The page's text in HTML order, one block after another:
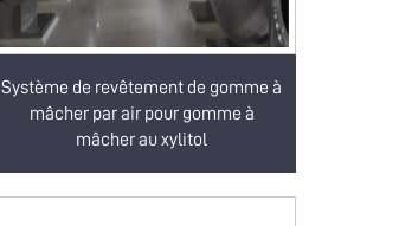
Système de revêtement de gomme à
mâcher par air pour gomme à
mâcher au xylitol